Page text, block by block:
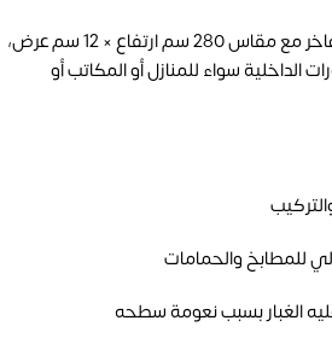
المنتج يتميز بتصميم عصري فاخر مع مقاس 280 سم ارتفاع × 12 سم عرض،
الداخلية سواء للمنازل أو المكاتب أو
للمطابخ والحمامات
الغبار بسبب نعومة سطحه